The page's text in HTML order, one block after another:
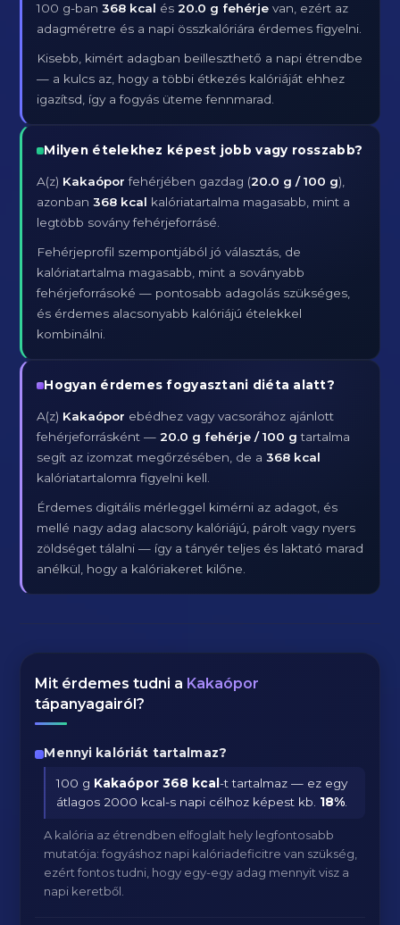
100 g-ban368 kcal és20.0 g fehérje van, ezért az
adagméretre és a napi összkalóriára érdemes figyelni.
Kisebb, kimért adagban beilleszthető a napi étrendbe
— a kulcs az, hogy a többi étkezés kalóriáját ehhez
igazítsd, így a fogyás üteme fennmarad.
Milyen ételekhez képest jobb vagy rosszabb?
A(z) Kakaópor fehérjében gazdag (20.0 g / 100 g),
azonban368 kcal kalóriatartalma magasabb, mint a
legtöbb sovány fehérjeforrásé.
Fehérjeprofil szempontjából jó választás, de
kalóriatartalma magasabb, mint a soványabb
fehérjeforrásoké — pontosabb adagolás szükséges,
és érdemes alacsonyabb kalóriájú ételekkel
kombinálni.
Hogyan érdemes fogyasztani diéta alatt?
A(z) Kakaópor ebédhez vagy vacsorához ajánlott
fehérjeforrásként —20.0 g fehérje / 100 g tartalma
segít az izomzat megőrzésében, de a368 kcal
kalóriatartalomra figyelni kell.
Érdemes digitális mérleggel kimérni az adagot, és
mellé nagy adag alacsony kalóriájú, párolt vagy nyers
zöldséget tálalni — így a tányér teljes és laktató marad
anélkül, hogy a kalóriakeret kilőne.
Mit érdemes tudni a Kakaópor
tápanyagairól?
Mennyi kalóriát tartalmaz?
100 g Kakaópor 368 kcal-t tartalmaz — ez egy
átlagos 2000 kcal-s napi célhoz képest kb. 18%
A kalória az étrendben elfoglalt hely legfontosabb
mutatója: fogyáshoz napi kalóriadeficitre van szükség,
ezért fontos tudni, hogy egy-egy adag mennyit visz a
napi keretből.